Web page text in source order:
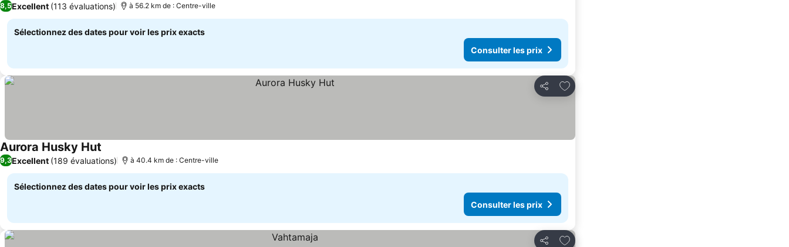
8,5Excellent (113 évaluations) à 56.2 km de : Centre-ville
Sélectionnez des dates pour voir les prix exacts
Consulter les prix
Partager
Ajouter à mes favoris
Aurora Husky Hut
9,3Excellent (189 évaluations) à 40.4 km de : Centre-ville
Sélectionnez des dates pour voir les prix exacts
Consulter les prix
Ajouter à mes favoris